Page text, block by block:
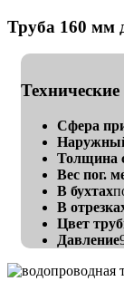
Труба 160 мм
Сфера
Толщина
Вес пог.
В бухтах
В
Цвет
Давление